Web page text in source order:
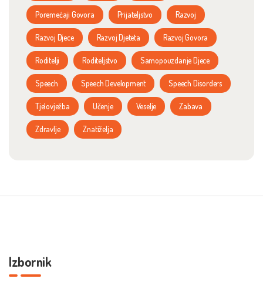
Poremećaji Govora Prijateljstvo Razvoj
Razvoj Djece Razvoj Djeteta Razvoj Govora
Roditelji Roditeljstvo Samopouzdanje Djece
Speech Speech Development Speech Disorders
Tjelovježba Učenje Veselje Zabava
Zdravlje Znatiželja
Izbornik